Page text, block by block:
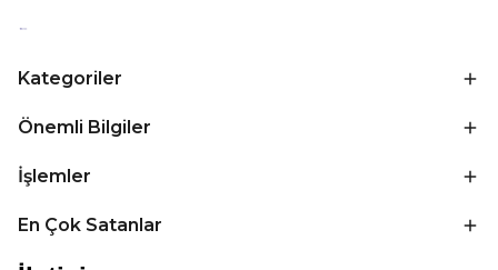
Kategoriler
Önemli Bilgiler
İşlemler
En Çok Satanlar